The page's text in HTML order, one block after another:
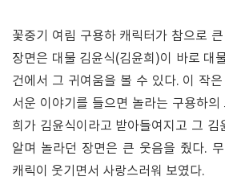
꽃중기 여림 구용하 캐릭터가 참으로
장면은 대물 김윤식(김윤희)이 바로 대
건에서 그 귀여움을 볼 수 있다. 이 작
서운 이야기를 들으면 놀라는 구용하
희가 김윤식이라고 받아들여지고 그 김
알며 놀라던 장면은 큰 웃음을 줬다.
캐릭이 웃기면서 사랑스러워 보였다.